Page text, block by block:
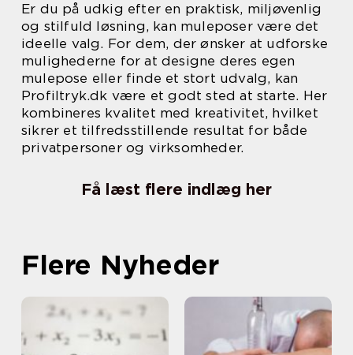
Er du på udkig efter en praktisk, miljøvenlig
og stilfuld løsning, kan muleposer være det
ideelle valg. For dem, der ønsker at udforske
mulighederne for at designe deres egen
mulepose eller finde et stort udvalg, kan
Profiltryk.dk være et godt sted at starte. Her
kombineres kvalitet med kreativitet, hvilket
sikrer et tilfredsstillende resultat for både
privatpersoner og virksomheder.
Få læst flere indlæg her
Flere Nyheder